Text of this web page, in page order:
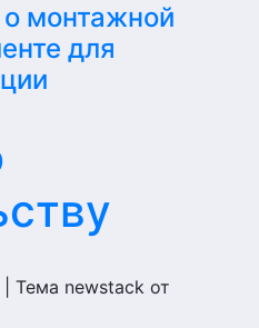
монтажной
для
Тема newstack от